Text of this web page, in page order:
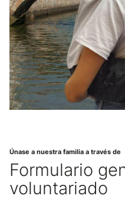
Únase a nuestra familia a través de
Formulario
voluntariado